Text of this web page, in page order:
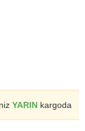
YARIN kargoda